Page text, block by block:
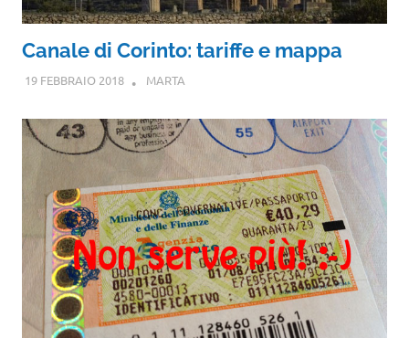
Canale di Corinto: tariffe e mappa
19 FEBBRAIO 2018 MARTA